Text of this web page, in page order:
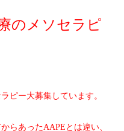
のメソセラピ
ピー大募集しています。
らあったAAPEとは違い、